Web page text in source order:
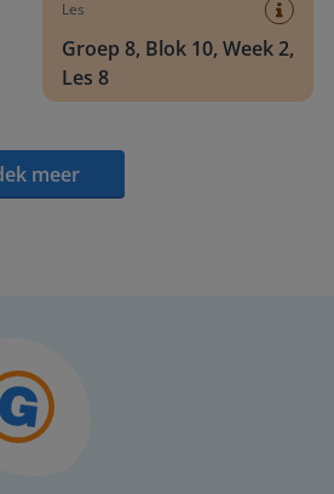
Les
Groep 8, Blok 10, Week 2,
Les 8
meer